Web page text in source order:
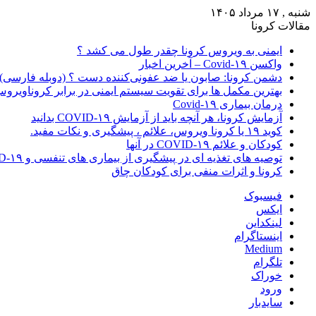
شنبه , ۱۷ مرداد ۱۴۰۵
مقالات کرونا
ایمنی به ویروس کرونا چقدر طول می کشد ؟
واکسن Covid-۱۹ – آخرین اخبار
دشمن کرونا: صابون یا ضد عفونی‌کننده دست ؟ (دوبله فارسی)
بهترین مکمل ها برای تقویت سیستم ایمنی در برابر
درمان بیماری Covid-۱۹
آزمایش کرونا، هر آنچه باید از آزمایش COVID-۱۹ بدانید
کوید ۱۹ یا کرونا ویروس، علائم ، پیشگیری و نکات مفید.
کودکان و علائم COVID-۱۹ در آنها
توصیه های تغذیه ای در پیشگیری از بیماری های تنفسی و COVID-۱۹
کرونا و اثرات منفی برای کودکان چاق
فیسبوک
ایکس
لینکداین
اینستاگرام
Medium
تلگرام
خوراک
ورود
سایدبار